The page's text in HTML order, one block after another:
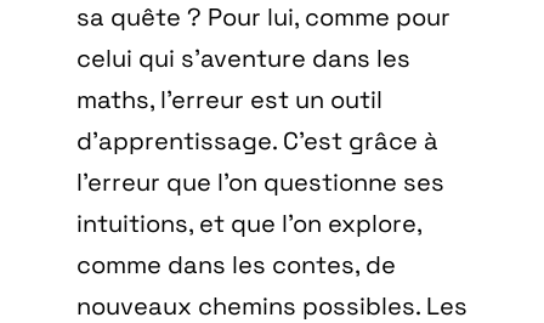
sa quête ? Pour lui, comme pour
celui qui s’aventure dans les
maths, l’erreur est un outil
d’apprentissage. C’est grâce à
l’erreur que l’on questionne ses
intuitions, et que l’on explore,
comme dans les contes, de
nouveaux chemins possibles. Les